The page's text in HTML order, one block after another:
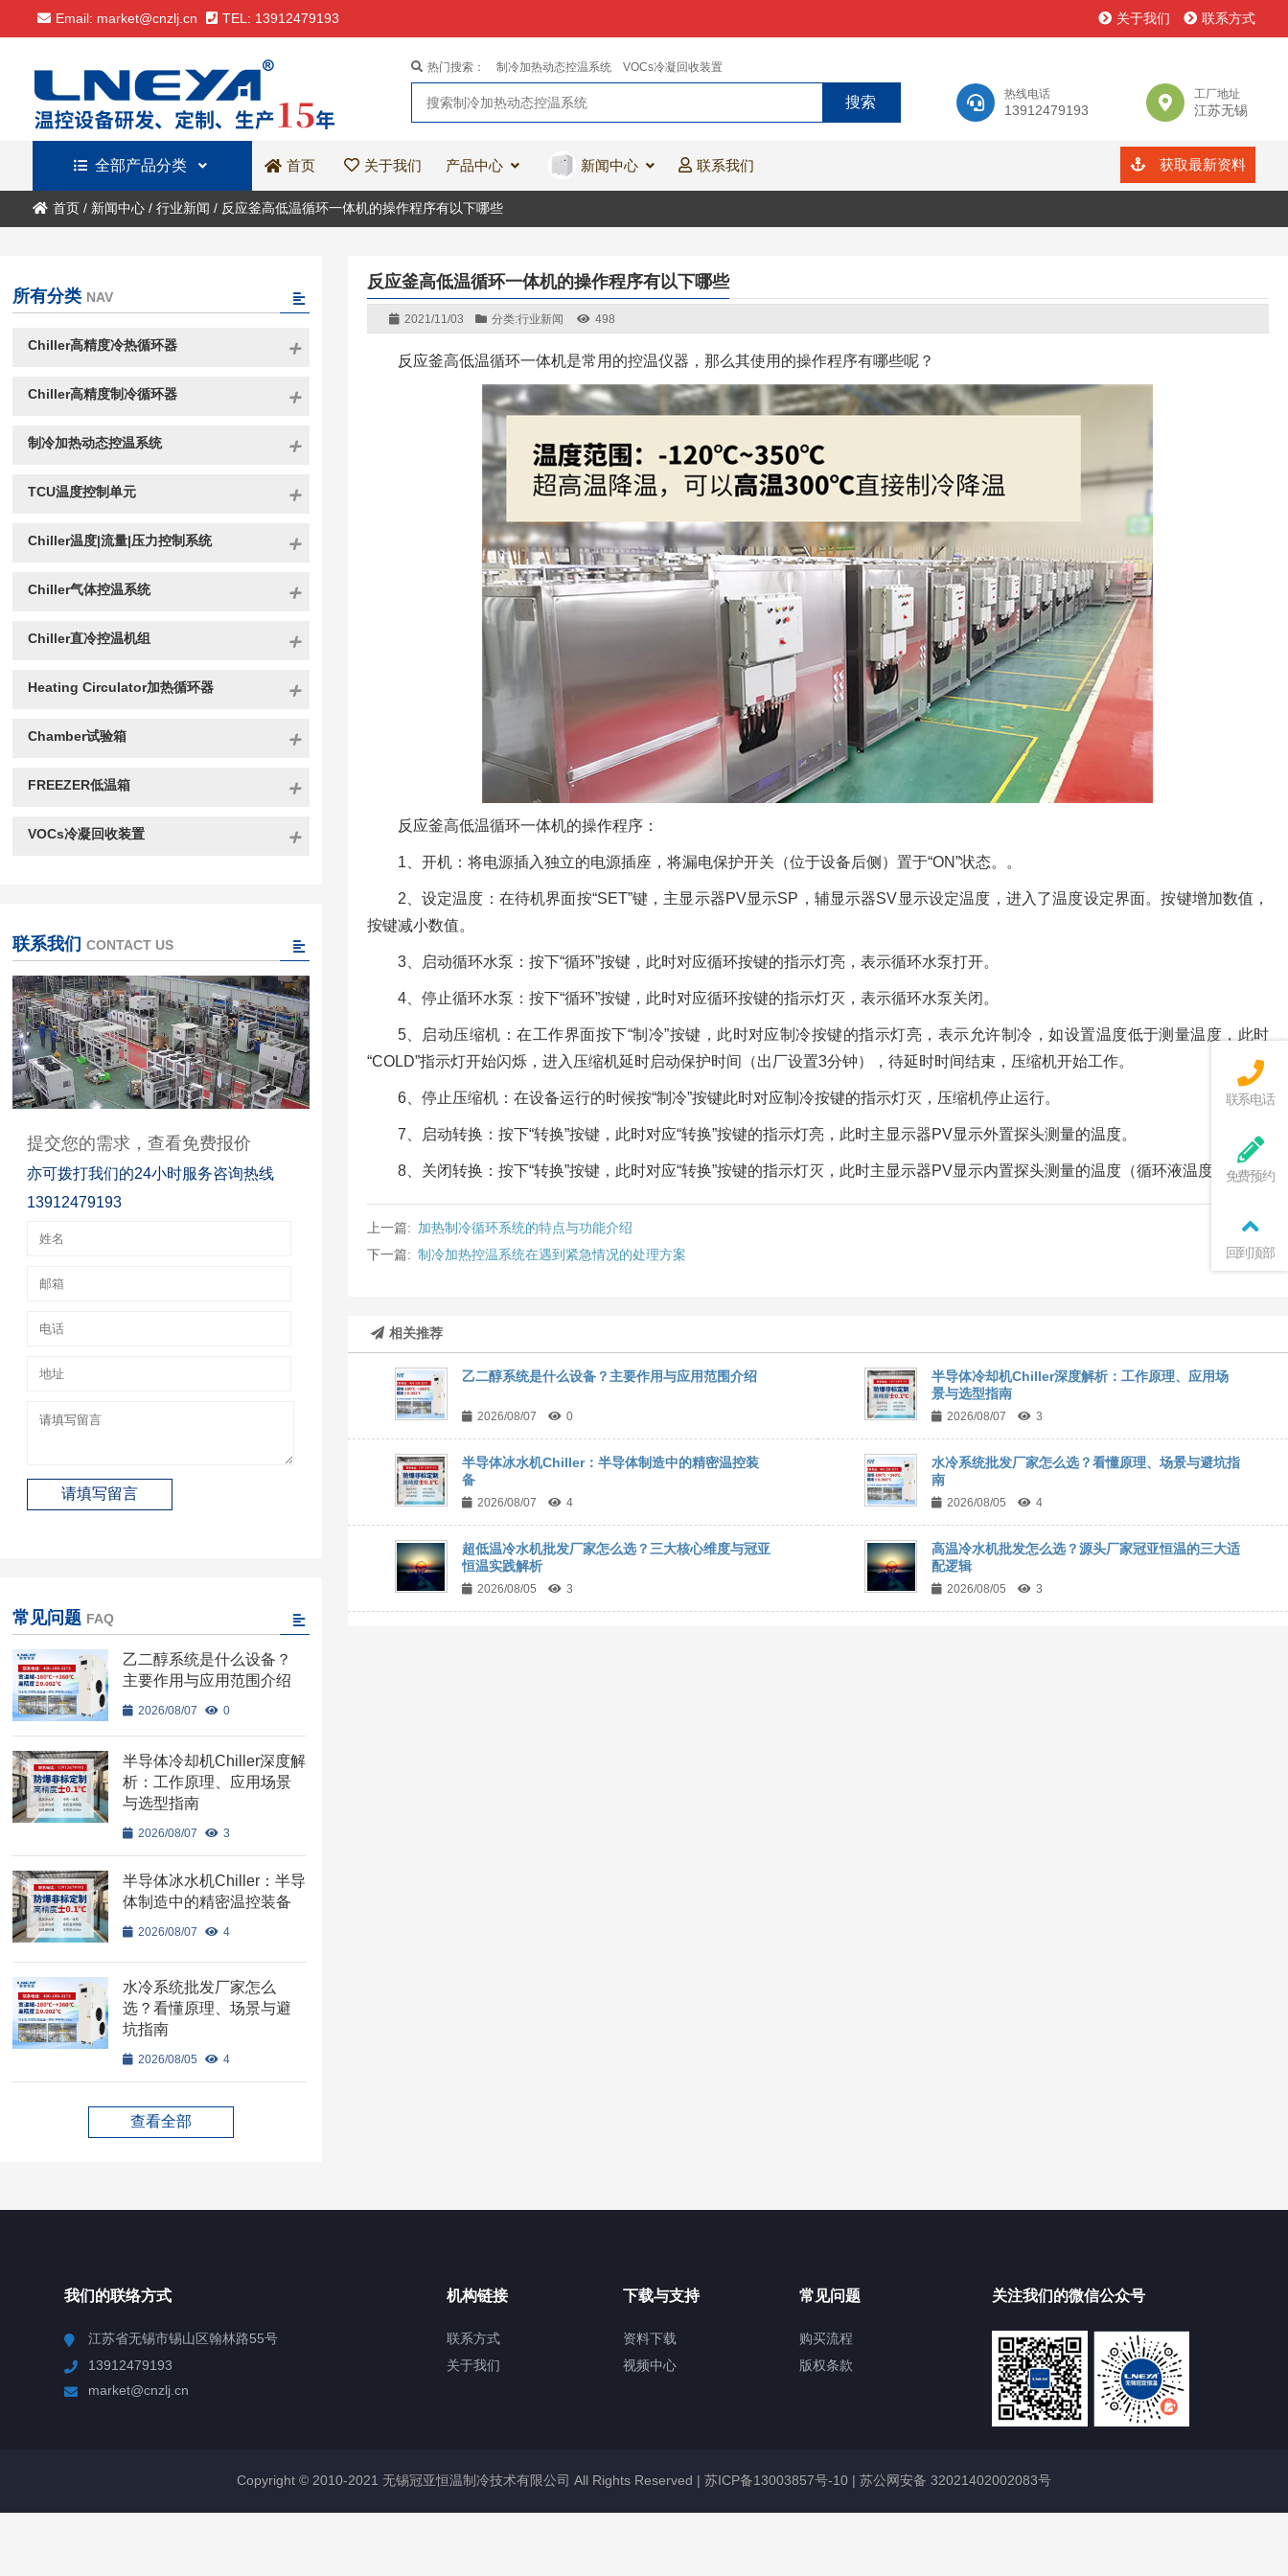
Email: market@cnzlj.cn TEL: 13912479193 关于我们 联系方式
热线电话
13912479193
工厂地址
江苏无锡
热门搜索： 制冷加热动态控温系统 VOCs冷凝回收装置
全部产品分类 首页 关于我们 产品中心 新闻中心 联系我们 获取最新资料
首页/ 新闻中心/ 行业新闻 / 反应釜高低温循环一体机的操作程序有以下哪些
反应釜高低温循环一体机的操作程序有以下哪些
2021/11/03 分类:行业新闻 498
反应釜高低温循环一体机是常用的控温仪器，那么其使用的操作程序有哪些呢？
反应釜高低温循环一体机的操作程序：
1、开机：将电源插入独立的电源插座，将漏电保护开关（位于设备后侧）置于“ON”状态。。
2、设定温度：在待机界面按“SET”键，主显示器PV显示SP，辅显示器SV显示设定温度，进入了温度设定界面。按键增加数值，
按键减小数值。
3、启动循环水泵：按下“循环”按键，此时对应循环按键的指示灯亮，表示循环水泵打开。
4、停止循环水泵：按下“循环”按键，此时对应循环按键的指示灯灭，表示循环水泵关闭。
5、启动压缩机：在工作界面按下“制冷”按键，此时对应制冷按键的指示灯亮，表示允许制冷，如设置温度低于测量温度，此时
“COLD”指示灯开始闪烁，进入压缩机延时启动保护时间（出厂设置3分钟），待延时时间结束，压缩机开始工作。
6、停止压缩机：在设备运行的时候按“制冷”按键此时对应制冷按键的指示灯灭，压缩机停止运行。
7、启动转换：按下“转换”按键，此时对应“转换”按键的指示灯亮，此时主显示器PV显示外置探头测量的温度。
8、关闭转换：按下“转换”按键，此时对应“转换”按键的指示灯灭，此时主显示器PV显示内置探头测量的温度（循环液温度）。
上一篇: 加热制冷循环系统的特点与功能介绍
下一篇: 制冷加热控温系统在遇到紧急情况的处理方案
相关推荐
乙二醇系统是什么设备？主要作用与应用范围介绍
2026/08/07 0
半导体冷却机Chiller深度解析：工作原理、应用场
景与选型指南
2026/08/07 3
半导体冰水机Chiller：半导体制造中的精密温控装
备
2026/08/07 4
水冷系统批发厂家怎么选？看懂原理、场景与避坑指
南
2026/08/05 4
超低温冷水机批发厂家怎么选？三大核心维度与冠亚
恒温实践解析
2026/08/05 3
高温冷水机批发怎么选？源头厂家冠亚恒温的三大适
配逻辑
2026/08/05 3
所有分类 NAV
Chiller高精度冷热循环器
Chiller高精度制冷循环器
制冷加热动态控温系统
TCU温度控制单元
Chiller温度|流量|压力控制系统
Chiller气体控温系统
Chiller直冷控温机组
Heating Circulator加热循环器
Chamber试验箱
FREEZER低温箱
VOCs冷凝回收装置
联系我们 CONTACT US
提交您的需求，查看免费报价
亦可拨打我们的24小时服务咨询热线
13912479193
常见问题 FAQ
乙二醇系统是什么设备？
主要作用与应用范围介绍
2026/08/07 0
半导体冷却机Chiller深度解
析：工作原理、应用场景
与选型指南
2026/08/07 3
半导体冰水机Chiller：半导
体制造中的精密温控装备
2026/08/07 4
水冷系统批发厂家怎么
选？看懂原理、场景与避
坑指南
2026/08/05 4
查看全部
我们的联络方式
江苏省无锡市锡山区翰林路55号
13912479193
market@cnzlj.cn
机构链接
联系方式
关于我们
下载与支持
资料下载
视频中心
常见问题
购买流程
版权条款
关注我们的微信公众号
Copyright © 2010-2021 无锡冠亚恒温制冷技术有限公司 All Rights Reserved | 苏ICP备13003857号-10 | 苏公网安备 32021402002083号
联系电话
免费预约
回到顶部